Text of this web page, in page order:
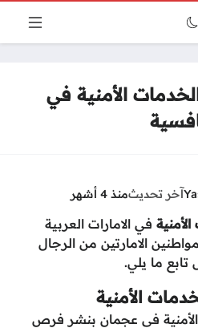
الأمنية في
آخر تحديثمنذ 4 أشهر
في الامارات العربية
الامارتين من الرجال
تابع ما يلي.
الأمنية
في عجمان بنشر فرص